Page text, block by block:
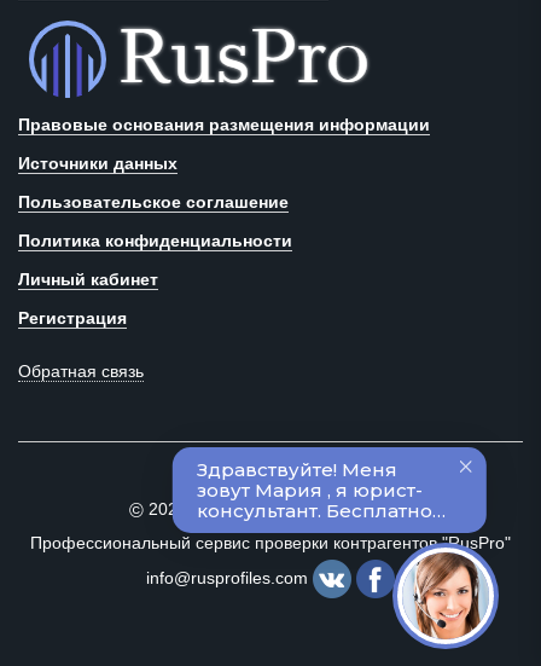
Правовые основания размещения информации
Источники данных
Пользовательское соглашение
Политика конфиденциальности
Личный кабинет
Регистрация
Обратная связь
©2020–2024 Все права защищены
Профессиональный сервис проверки контрагентов "RusPro"
info@rusprofiles.com